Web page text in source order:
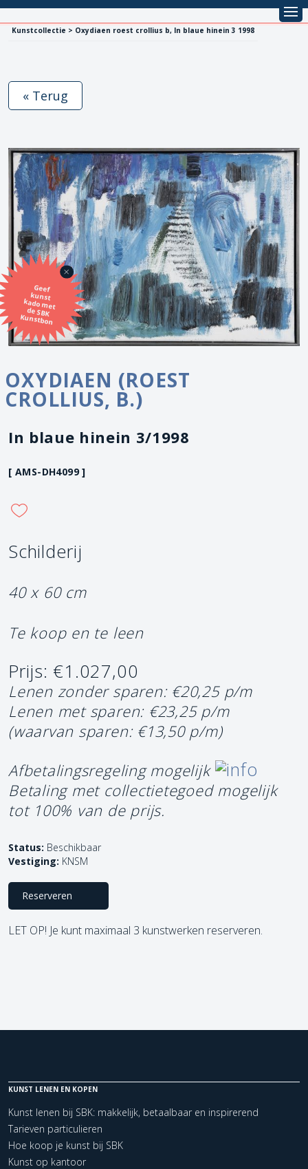
Kunstcollectie > Oxydiaen roest crollius b, In blaue hinein 3 1998
Geef
kunst
kado met
de SBK
Kunstbon
« Terug
OXYDIAEN (ROEST
CROLLIUS, B.)
In blaue hinein 3/1998
[ AMS-DH4099 ]
Schilderij
40 x 60 cm
Te koop en te leen
Prijs: €1.027,00
Lenen zonder sparen: €20,25 p/m
Lenen met sparen: €23,25 p/m
(waarvan sparen: €13,50 p/m)
Afbetalingsregeling mogelijk
Betaling met collectietegoed mogelijk
tot 100% van de prijs.
Status: Beschikbaar
Vestiging: KNSM
Reserveren
LET OP! Je kunt maximaal 3 kunstwerken reserveren.
KUNST LENEN EN KOPEN
Kunst lenen bij SBK: makkelijk, betaalbaar en inspirerend
Tarieven particulieren
Hoe koop je kunst bij SBK
Kunst op kantoor